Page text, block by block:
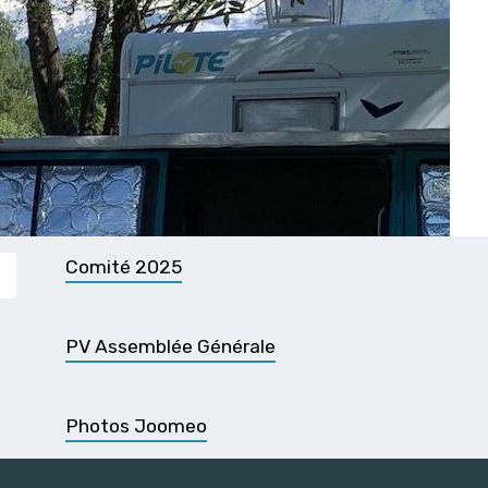
Comité 2025
PV Assemblée Générale
Photos Joomeo